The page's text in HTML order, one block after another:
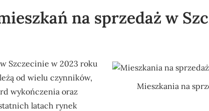
na sprzedaż w
Mieszkania na
Szczecinie w 2023 roku
od wielu czynników,
wykończenia oraz
latach rynek